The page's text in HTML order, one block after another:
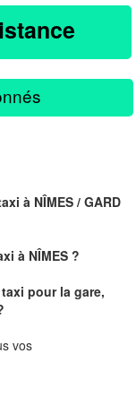
à NÎMES / GARD
à NÎMES ?
pour la gare,
vos